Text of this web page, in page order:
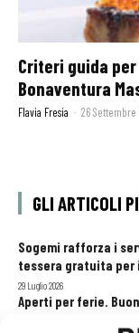
Criteri guida
Bonaventura
Flavia Fresia - 26 Settembre
GLI ARTICOLI
Sogemi rafforza i
tessera gratuita per
29 Luglio 2026
Aperti per ferie.